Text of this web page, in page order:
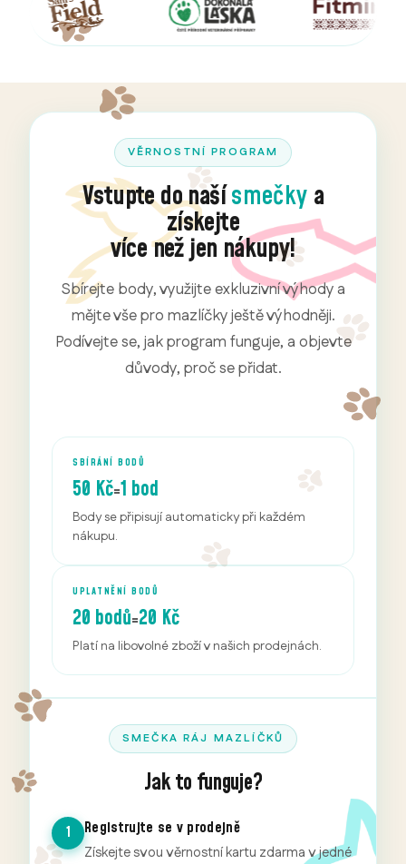
VĚRNOSTNÍ PROGRAM
Vstupte do našísmečky a
získejte
více než jen nákupy!
Sbírejte body, využijte exkluzivní výhody a
mějte vše pro mazlíčky ještě výhodněji.
Podívejte se, jak program funguje, a objevte
důvody, proč se přidat.
SBÍRÁNÍ BODŮ
50 Kč=1 bod
Body se připisují automaticky při každém
nákupu.
UPLATNĚNÍ BODŮ
20 bodů=20 Kč
Platí na libovolné zboží v našich prodejnách.
SMEČKA RÁJ MAZLÍČKŮ
Jak to funguje?
1 Registrujte se v prodejně
Získejte svou věrnostní kartu zdarma v jedné